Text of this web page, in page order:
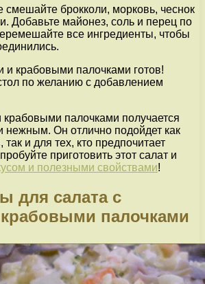
брокколи, морковь, чеснок
Добавьте майонез, соль и перец по
все ингредиенты, чтобы
и крабовыми палочками готов!
по желанию с добавлением
крабовыми палочками получается
нежным. Он отлично подойдет как
так и для тех, кто предпочитает
приготовить этот салат и
и полезными свойствами!
для салата с
палочками